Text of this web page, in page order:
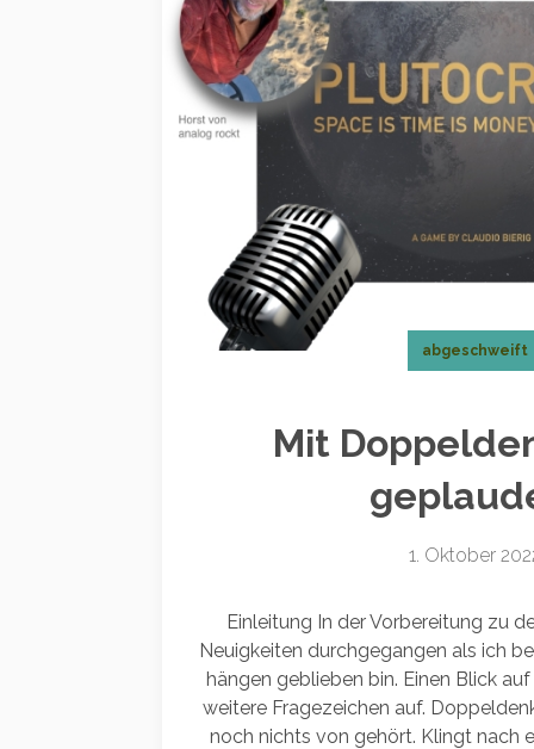
abgeschweift
Mit
1. Oktober
Einleitung In der Vorbereitung zu
Neuigkeiten durchgegangen als ich
hängen geblieben bin. Einen Blick
weitere Fragezeichen auf.
noch nichts von gehört. Klingt nach